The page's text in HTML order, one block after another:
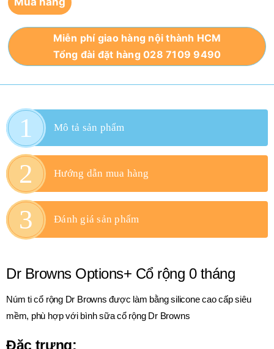
Miễn phí giao hàng nội thành HCM
Tổng đài đặt hàng 028 7109 9490
Mô tả sản phẩm
Hướng dẫn mua hàng
Đánh giá sản phẩm
Dr Browns Options+ Cổ rộng 0 tháng
Núm ti cổ rộng Dr Browns được làm bằng silicone cao cấp siêu
mềm, phù hợp với bình sữa cổ rộng Dr Browns
Đặc trưng: